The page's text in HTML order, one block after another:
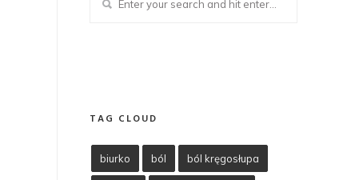
TAG CLOUD
biurko ból ból kręgosłupa